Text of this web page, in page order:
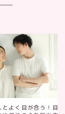
とよく目が合う！目